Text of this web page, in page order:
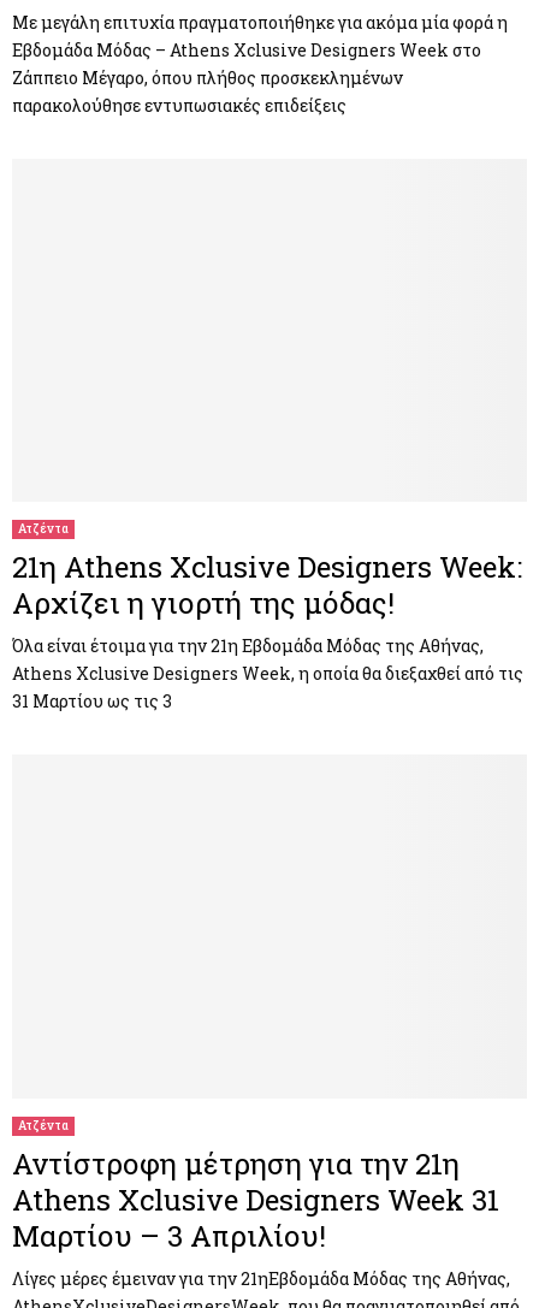
Με μεγάλη επιτυχία πραγματοποιήθηκε για ακόμα μία φορά η
Εβδομάδα Μόδας – Athens Xclusive Designers Week στο
Ζάππειο Μέγαρο, όπου πλήθος προσκεκλημένων
παρακολούθησε εντυπωσιακές επιδείξεις
Ατζέντα
21η Athens Xclusive Designers Week:
Αρχίζει η γιορτή της μόδας!
Όλα είναι έτοιμα για την 21η Εβδομάδα Μόδας της Αθήνας,
Athens Xclusive Designers Week, η οποία θα διεξαχθεί από τις
31 Μαρτίου ως τις 3
Ατζέντα
Αντίστροφη μέτρηση για την 21η
Athens Xclusive Designers Week 31
Μαρτίου – 3 Απριλίου!
Λίγες μέρες έμειναν για την 21ηΕβδομάδα Μόδας της Αθήνας,